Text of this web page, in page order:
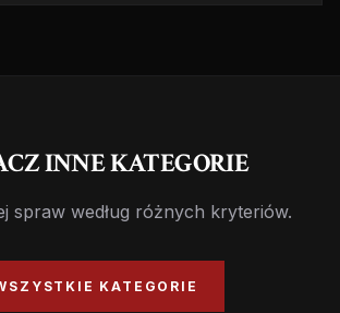
INNE KATEGORIE
spraw według różnych kryteriów.
KATEGORIE